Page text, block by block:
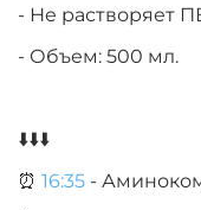
- Не растворяет
- Объем: 500 мл.
⬇️⬇️⬇️
⏰ 16:35 -